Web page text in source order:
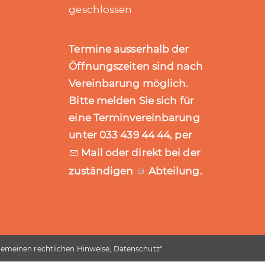
geschlossen
Termine ausserhalb der
Öffnungszeiten sind nach
Vereinbarung möglich.
Bitte melden Sie sich für
eine Terminvereinbarung
unter 033 439 44 44, per
Mail oder direkt bei der
zuständigen
Abteilung.
rechtlichen Hinweise, Datenschutz"